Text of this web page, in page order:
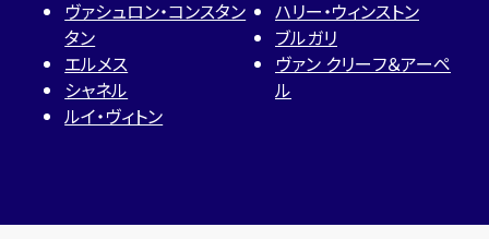
ヴァシュロン・コンスタン
タン
エルメス
シャネル
ルイ・ヴィトン
ハリー・ウィンストン
ブルガリ
ヴァン クリーフ＆アーペ
ル